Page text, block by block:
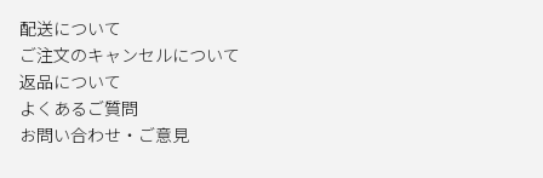
配送について
ご注文のキャンセルについて
返品について
よくあるご質問
お問い合わせ・ご意見